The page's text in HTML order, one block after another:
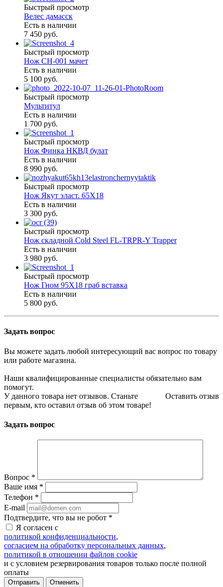
Быстрый просмотр
Велес дамасск
Есть в наличии
7 450 руб.
Быстрый просмотр
Нож СН-001 мачет
Есть в наличии
5 100 руб.
Быстрый просмотр
Мультитул
Есть в наличии
1 700 руб.
Быстрый просмотр
Нож Финка НКВД булат
Есть в наличии
8 990 руб.
Быстрый просмотр
Нож Якут эласт. 65Х18
Есть в наличии
3 300 руб.
Быстрый просмотр
Нож складной Cold Steel FL-TRPR-Y Trapper
Есть в наличии
3 980 руб.
Быстрый просмотр
Нож Гном 95Х18 граб вставка
Есть в наличии
5 800 руб.
Задать вопрос
Вы можете задать любой интересующий вас вопрос по товару
или работе магазина.
Наши квалифицированные специалисты обязательно вам
помогут.
Оставить отзыв
У данного товара нет отзывов. Станьте
первым, кто оставил отзыв об этом товаре!
Задать вопрос
Вопрос *
Ваше имя *
Телефон *
E-mail
Подтвердите, что вы не робот *
Я согласен с
политикой конфиденциальности,
согласием на обработку персональных данных,
политикой в отношении файлов cookie
и с условием резервирования товаров только после полной
оплаты
Отменить